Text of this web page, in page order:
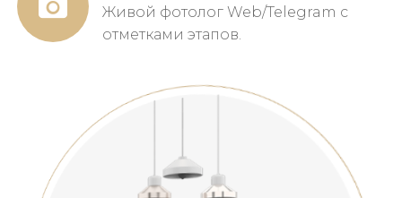
Живой фотолог Web/Telegram с
отметками этапов.